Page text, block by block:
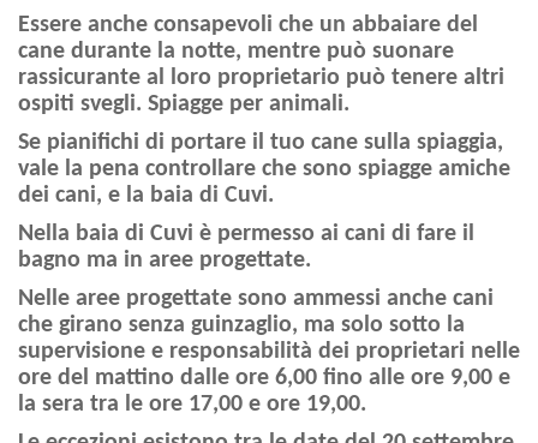
Essere anche consapevoli che un abbaiare del
cane durante la notte, mentre può suonare
rassicurante al loro proprietario può tenere altri
ospiti svegli. Spiagge per animali.
Se pianifichi di portare il tuo cane sulla spiaggia,
vale la pena controllare che sono spiagge amiche
dei cani, e la baia di Cuvi.
Nella baia di Cuvi è permesso ai cani di fare il
bagno ma in aree progettate.
Nelle aree progettate sono ammessi anche cani
che girano senza guinzaglio, ma solo sotto la
supervisione e responsabilità dei proprietari nelle
ore del mattino dalle ore 6,00 fino alle ore 9,00 e
la sera tra le ore 17,00 e ore 19,00.